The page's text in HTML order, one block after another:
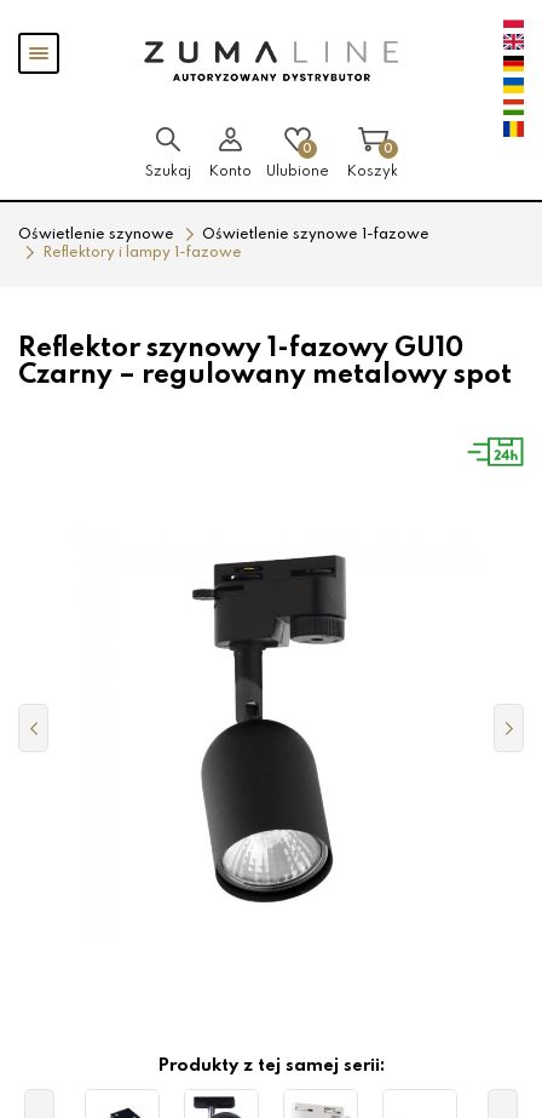
Pokaż
menu
Szukaj Konto
0
Ulubione
0
Koszyk
Oświetlenie szynowe
Oświetlenie szynowe 1-fazowe
Reflektory i lampy 1-fazowe
Reflektor szynowy 1-fazowy GU10
Czarny – regulowany metalowy spot
Produkty z tej samej serii: